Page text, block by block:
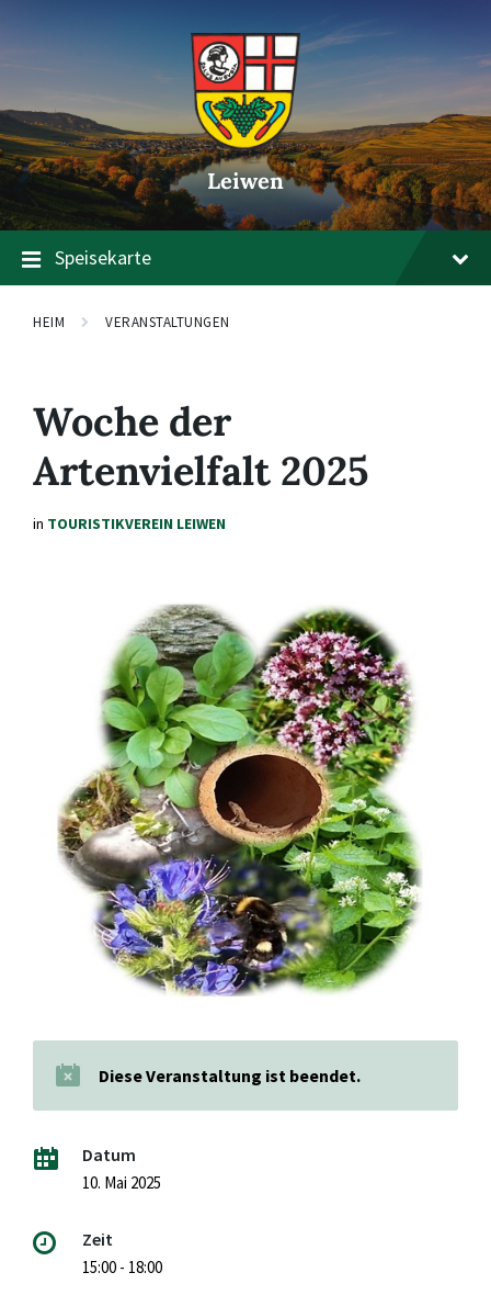
springen
springen
springen
Leiwen
Speisekarte
HEIM VERANSTALTUNGEN
Woche der
Artenvielfalt 2025
in TOURISTIKVEREIN LEIWEN
Diese Veranstaltung ist beendet.
Datum
10. Mai 2025
Zeit
15:00 - 18:00